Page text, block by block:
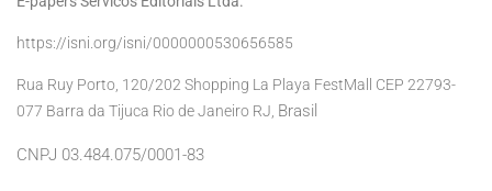
https://isni.org/isni/0000000530656585
Rua Ruy Porto, 120/202 Shopping La Playa FestMall CEP 22793-
077 Barra da Tijuca Rio de Janeiro RJ, Brasil
CNPJ 03.484.075/0001-83